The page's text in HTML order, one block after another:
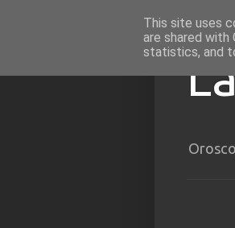
This site uses
are shared
statistics, and